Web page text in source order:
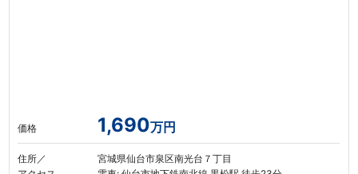
価格 1,690万円
住所／
宮城県仙台市泉区南光台７丁目